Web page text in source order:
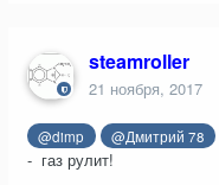
steamroller
21 ноября, 2017
@dimp @Дмитрий 78
- газ рулит!